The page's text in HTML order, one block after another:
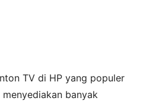
TV di HP yang populer
banyak